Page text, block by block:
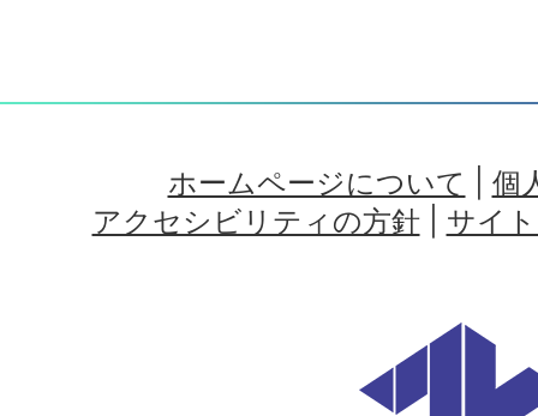
ホームページについて
個
アクセシビリティの方針| サイ